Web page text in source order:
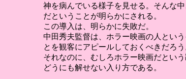
神を病んでいる様子を見せる。そんな
だということが明らかにされる。
この導入は、明らかに失敗だ。
中田秀夫監督は、ホラー映画の人とい
とを観客にアピールしておくべきだろう
それなのに、むしろホラー映画だとい
どうにも解せない入り方である。